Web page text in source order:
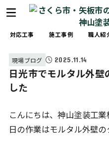
対応工事 施工事例 職人紹
現場ブログ 2025.11.14
日光市でモルタル外
した
こんにちは、神山塗装工
日の作業はモルタル外壁の